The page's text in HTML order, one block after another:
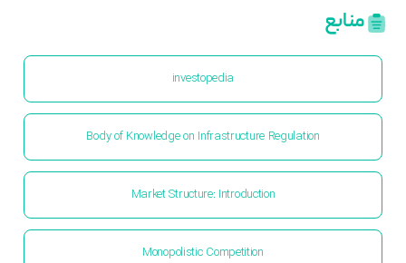
منابع
investopedia
Body of Knowledge on Infrastructure Regulation
Market Structure: Introduction
Monopolistic Competition